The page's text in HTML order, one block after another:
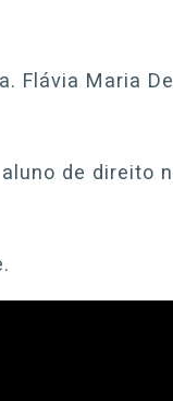
Flávia Maria
de direito